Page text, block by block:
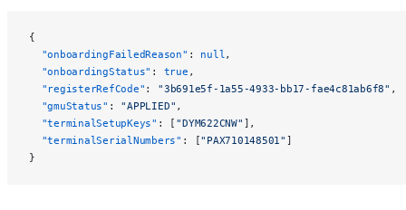
{
  "onboardingFailedReason"
: null ,
  "onboardingStatus"
: true ,
  "registerRefCode"
: "3b691e5f-1a55-4933-bb17-fae4c81ab6f8" ,
  "gmuStatus"
: "APPLIED" ,
  "terminalSetupKeys"
: [ "DYM622CNW" ],
  "terminalSerialNumbers"
: ["PAX710148501" ]
}